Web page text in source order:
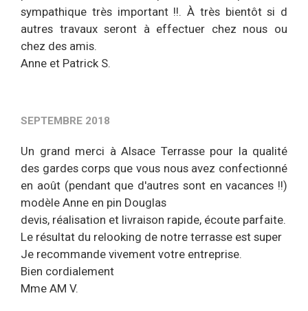
sympathique très important !!. À très bientôt si d
autres travaux seront à effectuer chez nous ou
chez des amis.
Anne et Patrick S.
SEPTEMBRE 2018
Un grand merci à Alsace Terrasse pour la qualité
des gardes corps que vous nous avez confectionné
en août (pendant que d'autres sont en vacances !!)
modèle Anne en pin Douglas
devis, réalisation et livraison rapide, écoute parfaite.
Le résultat du relooking de notre terrasse est super
Je recommande vivement votre entreprise.
Bien cordialement
Mme AM V.